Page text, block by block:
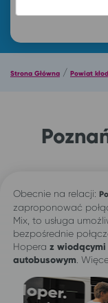
Strona Główna / Powiat
Obecnie na relacji:
zaproponować
Mix, to usługa
bezpośrednie
Hopera z
autobusowym .